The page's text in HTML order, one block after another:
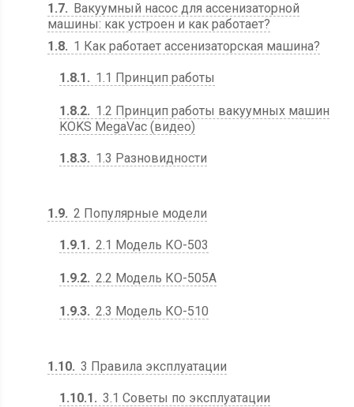
1.7
Вакуумный насос для ассенизаторной
машины: как устроен и как работает?
1.8
1 Как работает ассенизаторская машина?
1.8.1 1.1 Принцип работы
1.8.2
1.2 Принцип работы вакуумных машин
KOKS MegaVac (видео)
1.8.3 1.3 Разновидности
1.9 2 Популярные модели
1.9.1 2.1 Модель КО-503
1.9.2 2.2 Модель КО-505А
1.9.3 2.3 Модель КО-510
1.10 3 Правила эксплуатации
1.10.1 3.1 Советы по эксплуатации